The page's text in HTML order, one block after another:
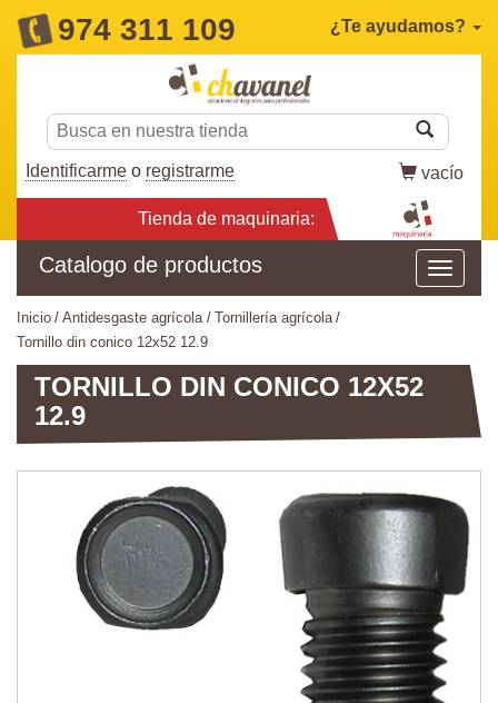
974 311 109 ¿Te ayudamos?
Identificarme o registrarme vacío
Tienda de maquinaria:
Catalogo de productos
inicio antidesgaste agrícola
tornillería agrícola
tornillo din conico 12x52 12.9
TORNILLO DIN CONICO 12X52
12.9